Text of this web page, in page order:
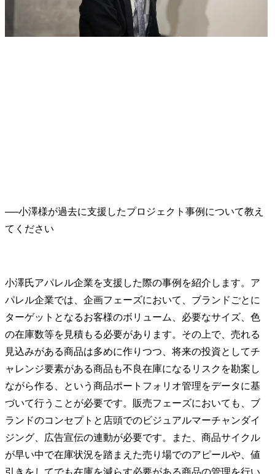
──小澤様が過去に支援したプロジェクト事例について教え
小澤氏アパレル企業を支援した際の事例を紹介します。ア
パレル企業では、企画フェーズにおいて、ブランドごとに
ターゲットとなるお客様のボリューム、必要なサイズ、色
の在庫数等を見積もる必要があります。その上で、売れる
見込みがある商品は多めに作りつつ、将来の投資としてチ
ャレンジ要素がある商品も不良在庫になるリスクを勘案し
ながら作る、という商品ポートフォリオ管理をデータに基
づいて行うことが必要です。販売フェーズにおいても、ブ
ランドのコンセプトと店頭でのビジュアルマーチャンダイ
ジング、広告宣伝の連動が必要です。また、商品サイクル
が早い中で在庫状況を踏まえた売り場でのアピールや、値
引きをしてでも在庫を減らす必要がある商品の管理を行い